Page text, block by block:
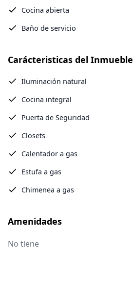
Cocina abierta
Baño de servicio
Carácteristicas del Inmueble
Iluminación natural
Cocina integral
Puerta de Seguridad
Closets
Calentador a gas
Estufa a gas
Chimenea a gas
Amenidades
No tiene